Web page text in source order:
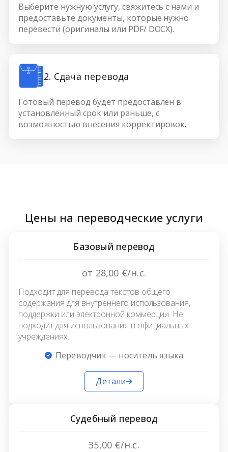
Выберите нужную услугу, свяжитесь с нами и
предоставьте документы, которые нужно
перевести (оригиналы или PDF/ DOCX).
2. Сдача перевода
Готовый перевод будет предоставлен в
установленный срок или раньше, с
возможностью внесения корректировок.
Цены на переводческие услуги
Базовый перевод
от 28,00 €/н.с.
Подходит для перевода текстов общего
содержания для внутреннего использования,
поддержки или электронной коммерции. Не
подходит для использования в официальных
учреждениях.
Переводчик — носитель языка
Детали
Судебный перевод
35,00 €/н.с.